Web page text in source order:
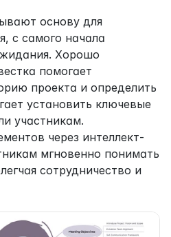
основу для
с самого начала
Хорошо
помогает
проекта и определить
установить ключевые
участникам.
через интеллект-
мгновенно понимать
сотрудничество и